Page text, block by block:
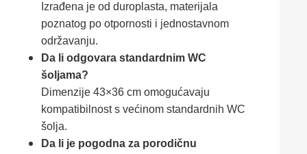
Izrađena je od duroplasta, materijala
poznatog po otpornosti i jednostavnom
održavanju.
Da li odgovara standardnim WC
šoljama?
Dimenzije 43×36 cm omogućavaju
kompatibilnost s većinom standardnih WC
šolja.
Da li je pogodna za porodičnu